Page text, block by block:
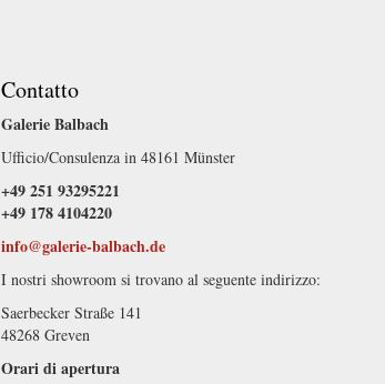
Contatto
Galerie Balbach
Ufficio/Consulenza in 48161 Münster
+49 251 93295221
+49 178 4104220
info@galerie-balbach.de
I nostri showroom si trovano al seguente indirizzo:
Saerbecker Straße 141
48268 Greven
Orari di apertura